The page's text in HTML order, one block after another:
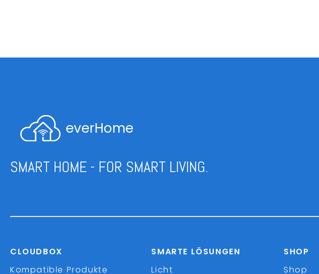
everHome
SMART HOME - FOR SMART LIVING.
CLOUDBOX
Kompatible Produkte
SMARTE LÖSUNGEN
Licht
SHOP
Shop